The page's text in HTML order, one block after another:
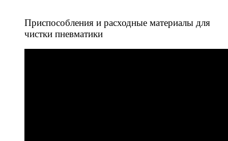
Приспособления и расходные материалы для
чистки пневматики